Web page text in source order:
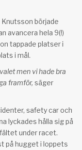
Knutsson började
avancera hela 9(!)
tappade platser i
i mål.
men vi hade bra
framför, säger
safety car och
lyckades hålla sig på
under racet.
på hugget i loppets